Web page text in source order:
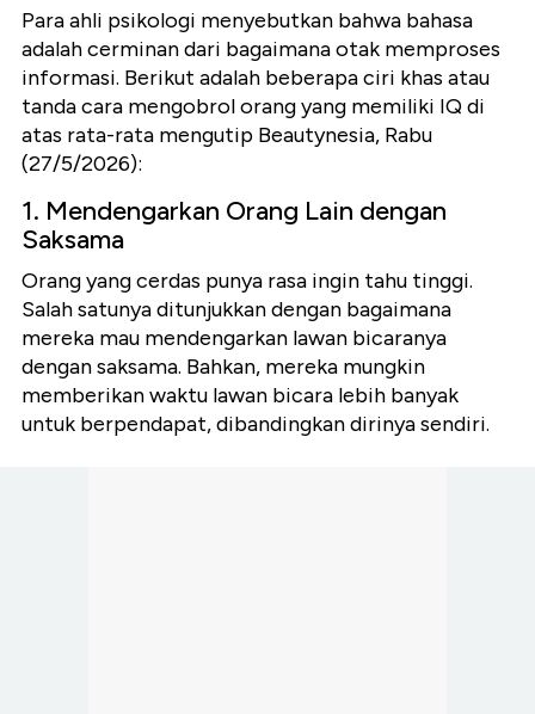
Para ahli psikologi menyebutkan bahwa bahasa
adalah cerminan dari bagaimana otak memproses
informasi. Berikut adalah beberapa ciri khas atau
tanda cara mengobrol orang yang memiliki IQ di
atas rata-rata mengutip Beautynesia, Rabu
(27/5/2026):
1. Mendengarkan Orang Lain dengan
Saksama
Orang yang cerdas punya rasa ingin tahu tinggi.
Salah satunya ditunjukkan dengan bagaimana
mereka mau mendengarkan lawan bicaranya
dengan saksama. Bahkan, mereka mungkin
memberikan waktu lawan bicara lebih banyak
untuk berpendapat, dibandingkan dirinya sendiri.